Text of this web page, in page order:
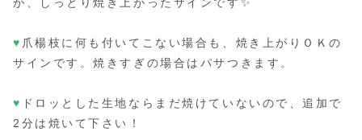
♥ 爪楊枝に何も付いてこない場合も、焼き上がりＯＫの
サインです。焼きすぎの場合はパサつきます。
♥ ドロッとした生地ならまだ焼けていないので、追加で
2分は焼いて下さい！